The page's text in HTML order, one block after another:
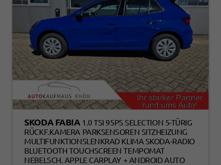
SKODA FABIA 1.0 TSI 95PS SELECTION 5-TÜRIG
RÜCKF.KAMERA PARKSENSOREN SITZHEIZUNG
MULTIFUNKTIONSLENKRAD KLIMA SKODA-RADIO
BLUETOOTH TOUCHSCREEN TEMPOMAT
NEBELSCH. APPLE CARPLAY + ANDROID AUTO